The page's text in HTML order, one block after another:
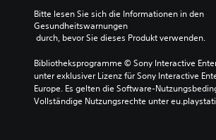
Bitte lesen Sie sich die Informationen in den
Gesundheitswarnungen
durch, bevor Sie dieses Produkt verwenden.
Bibliotheksprogramme © Sony Interactive
unter exklusiver Lizenz für Sony Interactive
Europe. Es gelten die Software-
Vollständige Nutzungsrechte unter